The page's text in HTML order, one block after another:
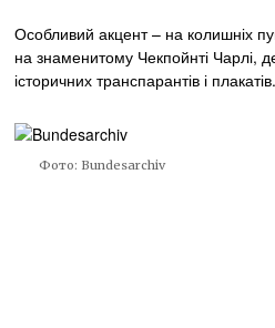
Особливий акцент – на колишніх
на знаменитому Чекпойнті Чарлі,
історичних транспарантів і плакатів.
Фото: Bundesarchiv